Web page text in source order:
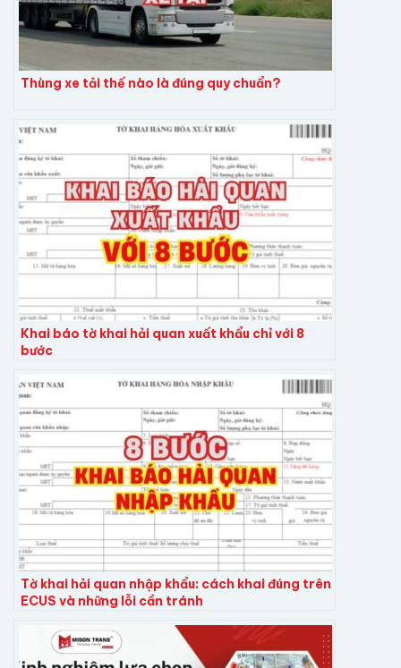
Thùng xe tải thế nào là đúng quy chuẩn?
Khai báo tờ khai hải quan xuất khẩu chỉ với 8
bước
Tờ khai hải quan nhập khẩu: cách khai đúng trên
ECUS và những lỗi cần tránh